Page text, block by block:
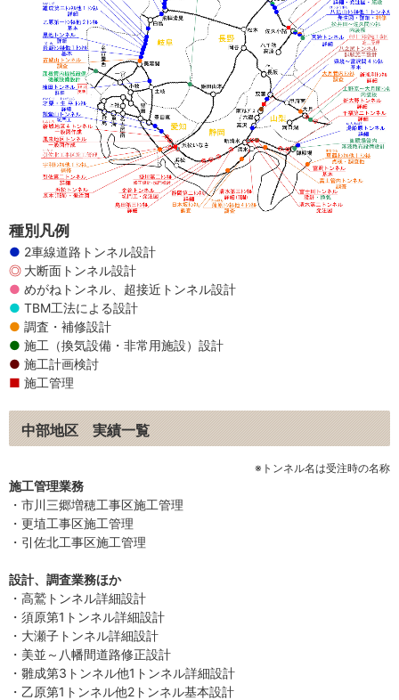
種別凡例
2車線道路トンネル設計
大断面トンネル設計
めがねトンネル、超接近トンネル設計
TBM工法による設計
調査・補修設計
施工（換気設備・非常用施設）設計
施工計画検討
施工管理
中部地区 実績一覧
※トンネル名は受注時の名称
施工管理業務
・市川三郷増穂工事区施工管理
・更埴工事区施工管理
・引佐北工事区施工管理
設計、調査業務ほか
・高鷲トンネル詳細設計
・須原第1トンネル詳細設計
・大瀬子トンネル詳細設計
・美並～八幡間道路修正設計
・雛成第3トンネル他1トンネル詳細設計
・乙原第1トンネル他2トンネル基本設計